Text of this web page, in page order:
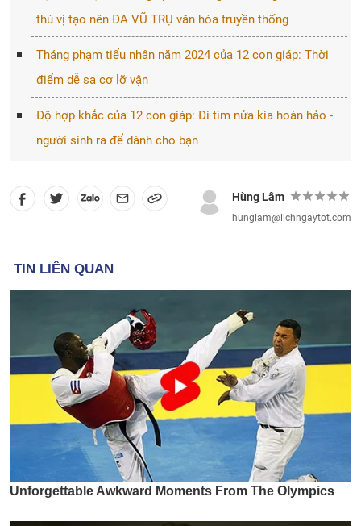
thú vị tạo nên ĐA VŨ TRỤ văn hóa truyền thống
Tháng phạm tiểu nhân năm 2024 của 12 con giáp: Thời
điểm dễ sa cơ lỡ vận
Độ hợp khắc của 12 con giáp: Đi tìm nửa kia hoàn hảo -
người sinh ra để dành cho bạn
Hùng Lâm
hunglam@lichngaytot.com